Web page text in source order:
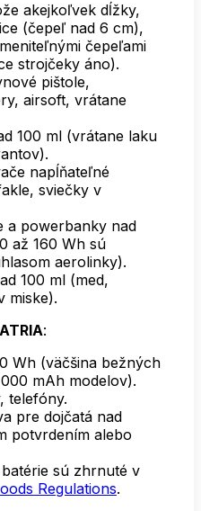
akejkoľvek dĺžky,
(čepeľ nad 6 cm),
čepeľami
strojčeky áno).
pištole,
airsoft, vrátane
100 ml (vrátane laku
napĺňateľné
sviečky v
a powerbanky nad
až 160 Wh sú
aerolinky).
100 ml (med,
miske).
:
Wh (väčšina bežných
mAh modelov).
telefóny.
pre dojčatá nad
potvrdením alebo
sú zhrnuté v
Regulations.